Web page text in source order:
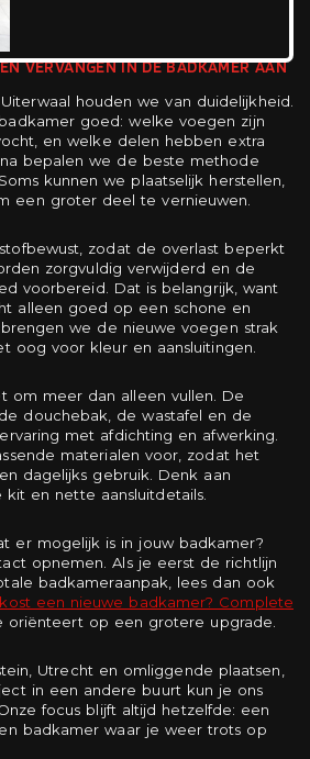
VERVANGEN IN DE BADKAMER AAN
houden we van duidelijkheid.
goed: welke voegen zijn
en welke delen hebben extra
bepalen we de beste methode
kunnen we plaatselijk herstellen,
een groter deel te vernieuwen.
zodat de overlast beperkt
zorgvuldig verwijderd en de
voorbereid. Dat is belangrijk, want
alleen goed op een schone en
we de nieuwe voegen strak
oog voor kleur en aansluitingen.
om meer dan alleen vullen. De
douchebak, de wastafel en de
met afdichting en afwerking.
materialen voor, zodat het
dagelijks gebruik. Denk aan
en nette aansluitdetails.
er mogelijk is in jouw badkamer?
opnemen. Als je eerst de richtlijn
badkameraanpak, lees dan ook
een nieuwe badkamer? Complete
oriënteert op een grotere upgrade.
Utrecht en omliggende plaatsen,
in een andere buurt kun je ons
focus blijft altijd hetzelfde: een
badkamer waar je weer trots op